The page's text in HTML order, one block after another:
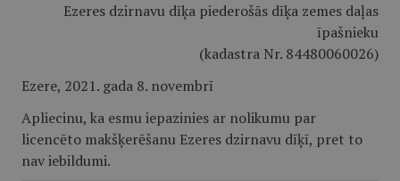
Ezeres dzirnavu dīķa piederošās dīķa zemes daļas
īpašnieku
(kadastra Nr. 84480060026)
Ezere, 2021. gada 8. novembrī
Apliecinu, ka esmu iepazinies ar nolikumu par
licencēto makšķerēšanu Ezeres dzirnavu dīķī, pret to
nav iebildumi.